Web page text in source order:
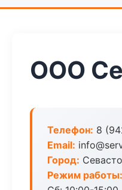
ООО
Телефон: 8
Email:
Город:
Режим работы: